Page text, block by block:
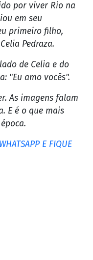
por viver Rio na
em seu
primeiro filho,
Pedraza.
de Celia e do
"Eu amo vocês".
As imagens falam
E é o que mais
E FIQUE